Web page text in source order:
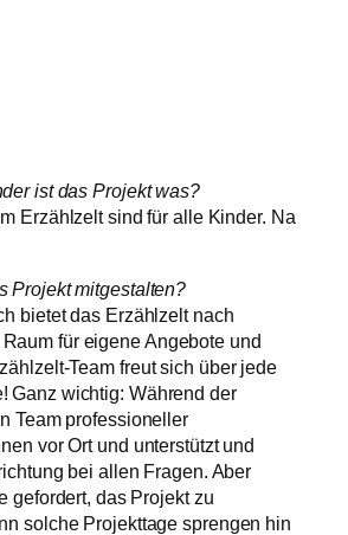
ist das Projekt was?
Erzählzelt sind für alle Kinder. Na
Projekt mitgestalten?
bietet das Erzählzelt nach
für eigene Angebote und
Team freut sich über jede
Ganz wichtig: Während der
Team professioneller
vor Ort und unterstützt und
bei allen Fragen. Aber
gefordert, das Projekt zu
solche Projekttage sprengen hin